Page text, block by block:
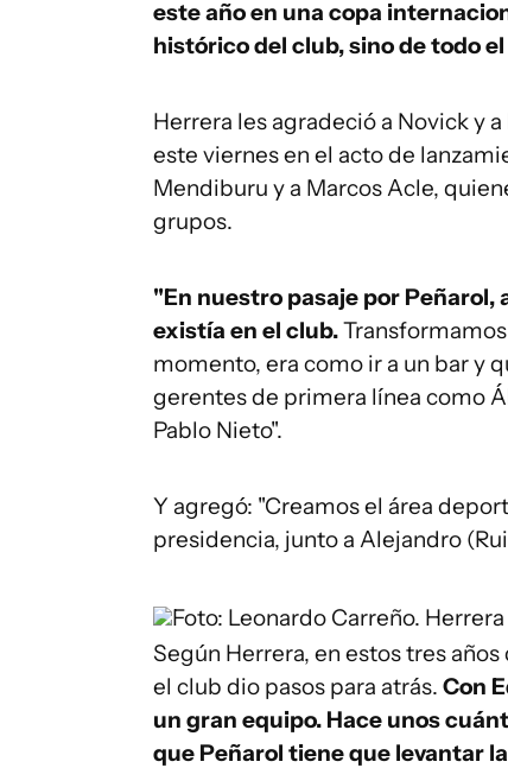
este año en una copa
histórico del club, sino de todo
Herrera les agradeció a Novick y
este viernes en el acto de
Mendiburu y a Marcos Acle,
grupos.
"En nuestro pasaje por
existía en el club.
momento, era como ir a un bar y
gerentes de primera línea como
Pablo Nieto".
Y agregó: "Creamos el área
presidencia, junto a Alejandro
Foto: Leonardo Carreño.
Según Herrera, en estos tres
el club dio pasos para atrás. Con
un gran equipo. Hace unos
que Peñarol tiene que levantar